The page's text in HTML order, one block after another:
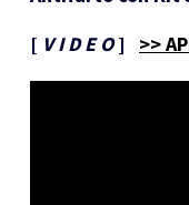
[ V I D E O] >>